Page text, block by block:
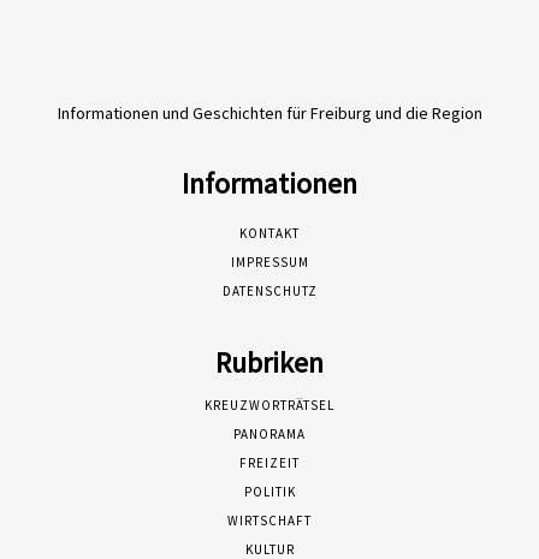
Informationen und Geschichten für Freiburg und die Region
Informationen
KONTAKT
IMPRESSUM
DATENSCHUTZ
Rubriken
KREUZWORTRÄTSEL
PANORAMA
FREIZEIT
POLITIK
WIRTSCHAFT
KULTUR